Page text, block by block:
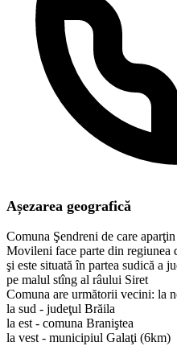
Așezarea geografică
Comuna Şendreni de care
Movileni face parte din regiunea
şi este situată în partea sudică a
pe malul stîng al râului Siret
Comuna are următorii vecini: la
la sud - judeţul Brăila
la est - comuna Braniştea
la vest - municipiul Galaţi (6km)